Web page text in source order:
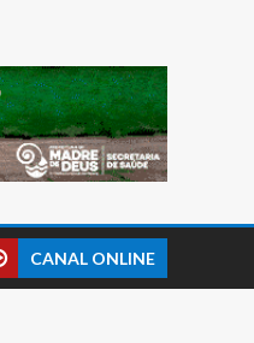
CANAL ONLINE